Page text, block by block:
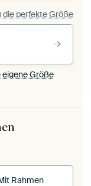
die perfekte Größe
Größe
Rahmen